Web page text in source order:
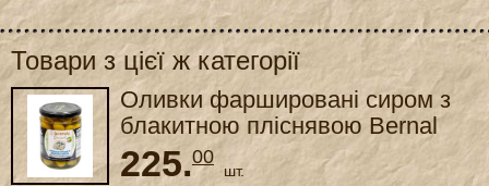
Товари з цієї ж категорії
Оливки фаршировані сиром з
блакитною пліснявою Bernal
Gourmet 436 г
225.00
шт.